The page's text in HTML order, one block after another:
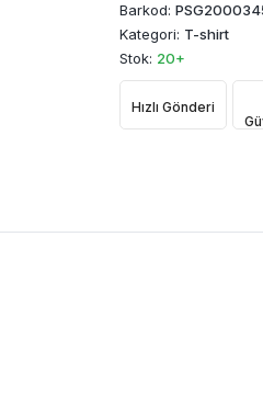
Barkod:
Kategori: T-shirt
Stok: 20+
Hızlı Gönderi